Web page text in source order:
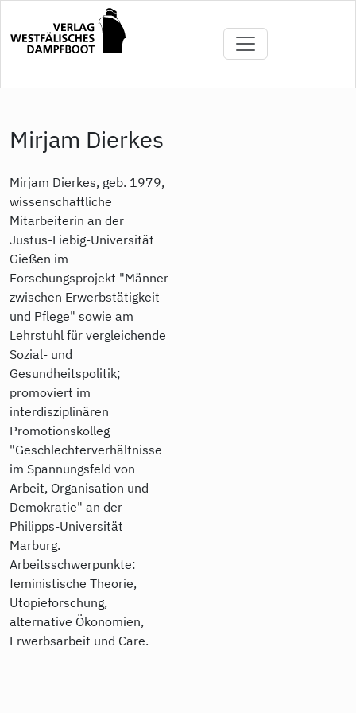
Inhalt
Mirjam Dierkes
Mirjam Dierkes, geb. 1979,
wissenschaftliche
Mitarbeiterin an der
Justus-Liebig-Universität
Gießen im
Forschungsprojekt "Männer
zwischen Erwerbstätigkeit
und Pflege" sowie am
Lehrstuhl für vergleichende
Sozial- und
Gesundheitspolitik;
promoviert im
interdisziplinären
Promotionskolleg
"Geschlechterverhältnisse
im Spannungsfeld von
Arbeit, Organisation und
Demokratie" an der
Philipps-Universität
Marburg.
Arbeitsschwerpunkte:
feministische Theorie,
Utopieforschung,
alternative Ökonomien,
Erwerbsarbeit und Care.